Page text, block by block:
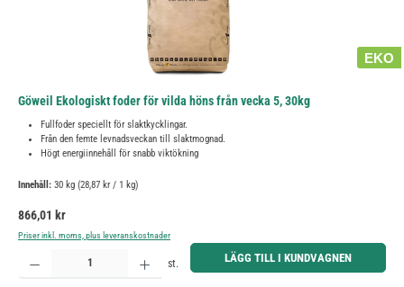
EKO
Göweil Ekologiskt foder för vilda höns från vecka 5, 30kg
Fullfoder speciellt för slaktkycklingar.
Från den femte levnadsveckan till slaktmognad.
Högt energiinnehåll för snabb viktökning
Innehåll: 30 kg (28,87 kr / 1 kg)
Ordinarie pris:
866,01 kr
Priser inkl. moms, plus leveranskostnader
Produktkvantitet: Ange önskat belopp eller använd knapparna för att öka eller minska kvantiteten.
st. LÄGG TILL I KUNDVAGNEN